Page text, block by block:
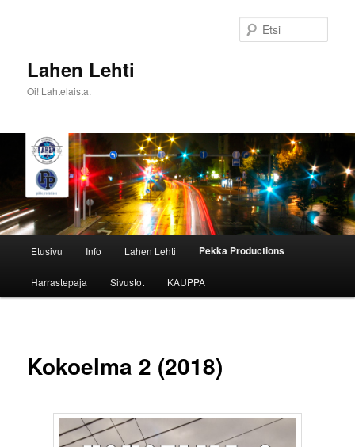
Lahen Lehti
Oi! Lahtelaista.
Etusivu Info Lahen Lehti Pekka Productions
Harrastepaja Sivustot KAUPPA
Kokoelma 2 (2018)